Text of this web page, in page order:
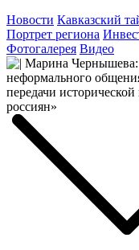
Новости Кавказский
Портрет региона
Фотогалерея Видео